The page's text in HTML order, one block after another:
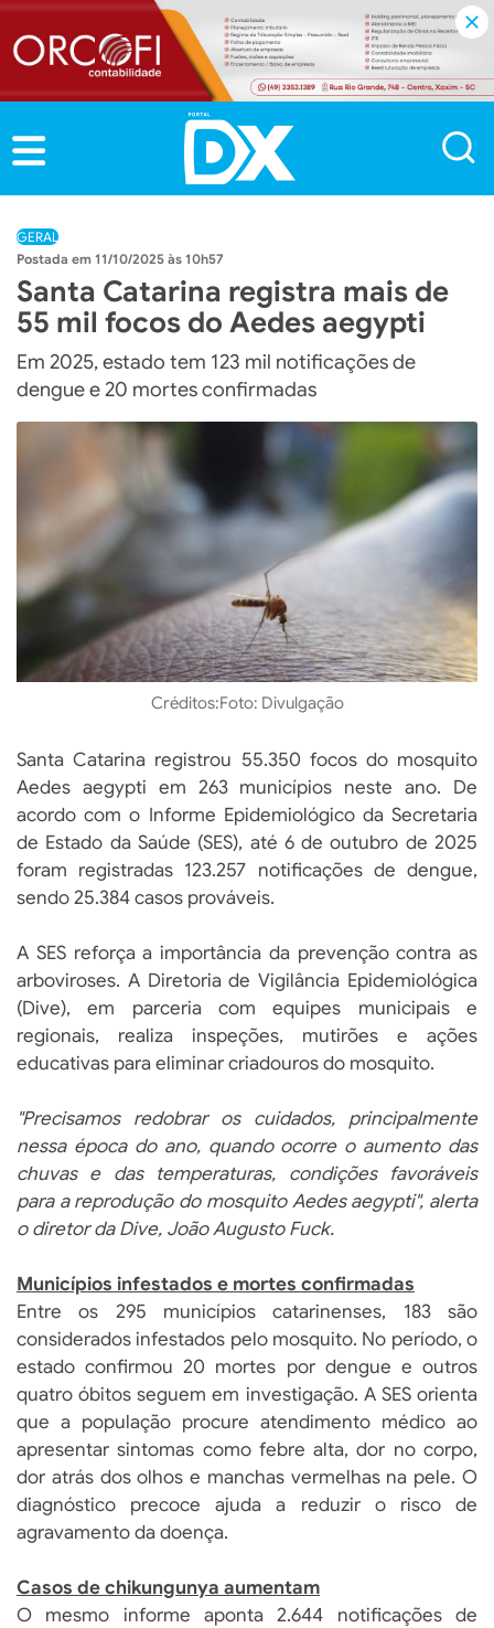
GERAL
11/10/2025 às 10h57
Santa Catarina registra mais de
55 mil focos do Aedes aegypti
Em 2025, estado tem 123 mil notificações de
dengue e 20 mortes confirmadas
Créditos:Foto: Divulgação
Santa Catarina registrou 55.350 focos do mosquito
Aedes aegypti em 263 municípios neste ano. De
acordo com o Informe Epidemiológico da Secretaria
de Estado da Saúde (SES), até 6 de outubro de 2025
foram registradas 123.257 notificações de dengue,
sendo 25.384 casos prováveis.
A SES reforça a importância da prevenção contra as
arboviroses. A Diretoria de Vigilância Epidemiológica
(Dive), em parceria com equipes municipais e
regionais, realiza inspeções, mutirões e ações
educativas para eliminar criadouros do mosquito.
"Precisamos redobrar os cuidados, principalmente
nessa época do ano, quando ocorre o aumento das
chuvas e das temperaturas, condições favoráveis
para a reprodução do mosquito Aedes aegypti", alerta
o diretor da Dive, João Augusto Fuck.
Municípios infestados e mortes confirmadas
Entre os 295 municípios catarinenses, 183 são
considerados infestados pelo mosquito. No período, o
estado confirmou 20 mortes por dengue e outros
quatro óbitos seguem em investigação. A SES orienta
que a população procure atendimento médico ao
apresentar sintomas como febre alta, dor no corpo,
dor atrás dos olhos e manchas vermelhas na pele. O
diagnóstico precoce ajuda a reduzir o risco de
agravamento da doença.
Casos de chikungunya aumentam
O mesmo informe aponta 2.644 notificações de